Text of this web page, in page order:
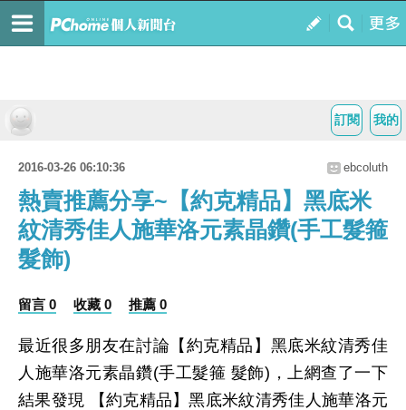
我的
訂閱
2016-03-26 06:10:36 ebcoluth
熱賣推薦分享~【約克精品】黑底米
紋清秀佳人施華洛元素晶鑽(手工髮箍
髮飾)
留言 0 收藏 0 推薦 0
最近很多朋友在討論【約克精品】黑底米紋清秀佳
人施華洛元素晶鑽(手工髮箍 髮飾)，上網查了一下
結果發現 【約克精品】黑底米紋清秀佳人施華洛元